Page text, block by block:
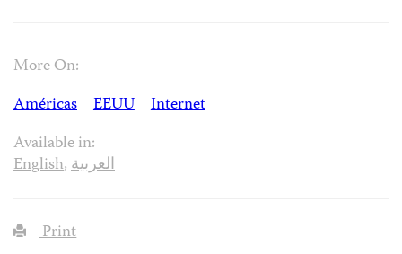
More On:
Américas
EEUU
Internet
Available in:
English,العربية
Print